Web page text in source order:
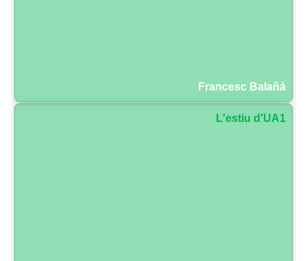
Francesc Balañá
L'estiu d'UA1